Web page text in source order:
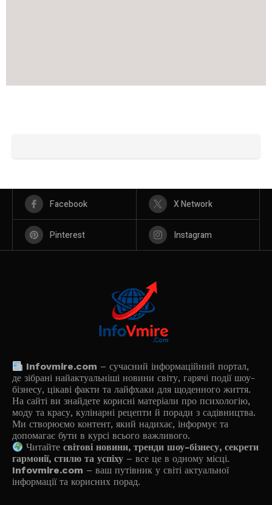
Facebook X Network
Pinterest Instagram
Infovmire.com – сучасний інформаційний портал,
де зібрані найактуальніші новини світу, гарячі події шоу-
бізнесу, цікаві факти та лайфхаки для щоденного життя.
На сайті ви знайдете корисні матеріали про психологію,
моду та красу, кулінарні рецепти й поради з садівництва.
Ми створюємо контент, який надихає, інформує та
допомагає бути в курсі всього важливого.
Читайтесвітові новини, тренди шоу-бізнесу, секрети
гармонії, стилю та успіху – все це в одному місці.
Infovmire.com – ваш путівник у світі актуальної
інформації та корисних порад.